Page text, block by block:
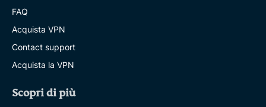
FAQ
Acquista VPN
Contact support
Acquista la VPN
Scopri di più